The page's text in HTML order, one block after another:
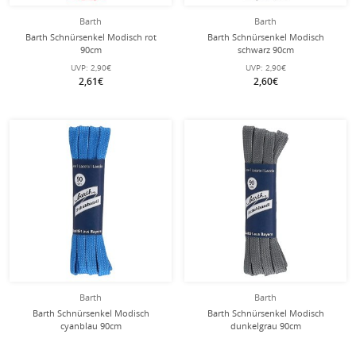
Barth
Barth Schnürsenkel Modisch rot
90cm
UVP: 2,90€
2,61€
Barth
Barth Schnürsenkel Modisch
schwarz 90cm
UVP: 2,90€
2,60€
Barth
Barth Schnürsenkel Modisch
cyanblau 90cm
Barth
Barth Schnürsenkel Modisch
dunkelgrau 90cm